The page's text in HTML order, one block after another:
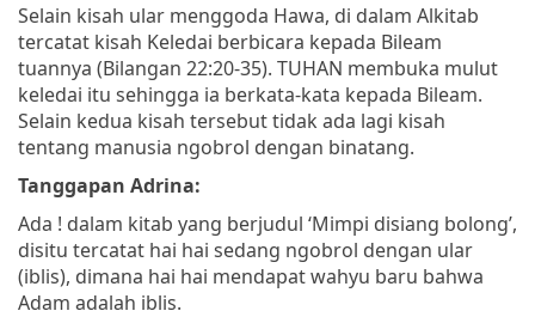
Selain kisah ular menggoda Hawa, di dalam Alkitab
tercatat kisah Keledai berbicara kepada Bileam
tuannya (Bilangan 22:20-35). TUHAN membuka mulut
keledai itu sehingga ia berkata-kata kepada Bileam.
Selain kedua kisah tersebut tidak ada lagi kisah
tentang manusia ngobrol dengan binatang.
Tanggapan Adrina:
Ada ! dalam kitab yang berjudul ‘Mimpi disiang bolong’,
disitu tercatat hai hai sedang ngobrol dengan ular
(iblis), dimana hai hai mendapat wahyu baru bahwa
Adam adalah iblis.